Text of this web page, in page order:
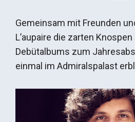
Gemeinsam mit Freunden
L’aupaire die zarten
Debütalbums zum
einmal im Admiralspalast